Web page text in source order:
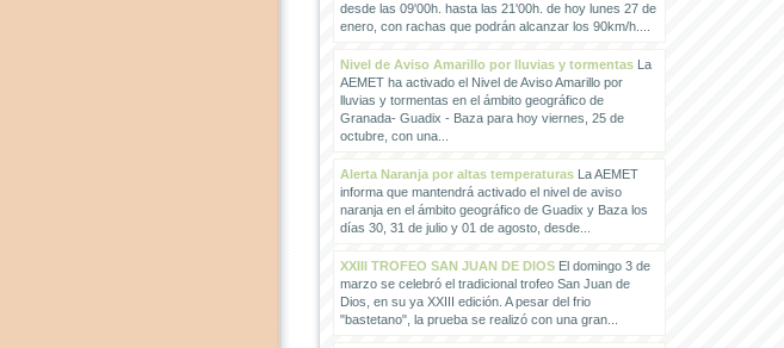
desde las 09'00h. hasta las 21'00h. de hoy lunes 27 de
enero, con rachas que podrán alcanzar los 90km/h....
Nivel de Aviso Amarillo por lluvias y tormentasLa
AEMET ha activado el Nivel de Aviso Amarillo por
lluvias y tormentas en el ámbito geográfico de
Granada- Guadix - Baza para hoy viernes, 25 de
octubre, con una...
Alerta Naranja por altas temperaturasLa AEMET
informa que mantendrá activado el nivel de aviso
naranja en el ámbito geográfico de Guadix y Baza los
días 30, 31 de julio y 01 de agosto, desde...
XXIII TROFEO SAN JUAN DE DIOSEl domingo 3 de
marzo se celebró el tradicional trofeo San Juan de
Dios, en su ya XXIII edición. A pesar del frio
"bastetano", la prueba se realizó con una gran...